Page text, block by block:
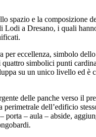
spazio e la composizione
a Dresano, i quali
eccellenza, simbolo
simbolici punti
su un unico livello ed è
delle panche verso il
dell’edificio
– aula – abside,